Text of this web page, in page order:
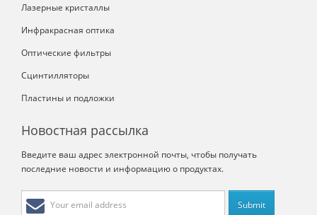
Лазерные кристаллы
Инфракрасная оптика
Оптические фильтры
Сцинтилляторы
Пластины и подложки
Новостная рассылка
Введите ваш адрес электронной почты, чтобы получать
последние новости и информацию о продуктах.